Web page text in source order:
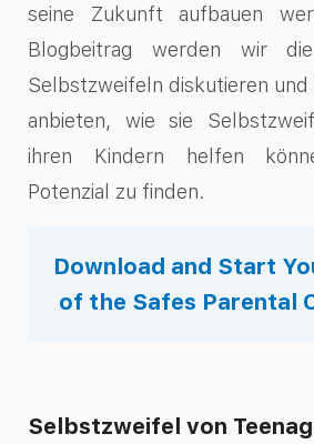
seine Zukunft aufbauen
Blogbeitrag werden wir
Selbstzweifeln diskutieren
anbieten, wie sie
ihren Kindern helfen
Potenzial zu finden.
Download and Start
of the Safes Parental
Selbstzweifel von